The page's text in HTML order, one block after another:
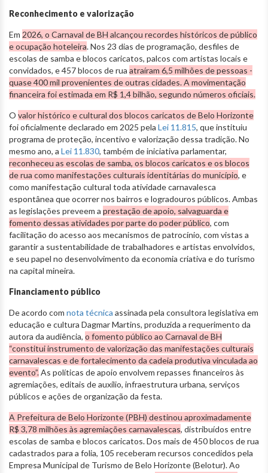
Reconhecimento e valorização
Em 2026, o Carnaval de BH alcançou recordes históricos de público
e ocupação hoteleira. Nos 23 dias de programação, desfiles de
escolas de samba e blocos caricatos, palcos com artistas locais e
convidados, e 457 blocos de rua atraíram 6,5 milhões de pessoas -
quase 400 mil provenientes de outras cidades. A movimentação
financeira foi estimada em R$ 1,4 bilhão, segundo números oficiais.
O valor histórico e cultural dos blocos caricatos de Belo Horizonte
foi oficialmente declarado em 2025 pela Lei 11.815, que instituiu
programa de proteção, incentivo e valorização dessa tradição. No
mesmo ano, a Lei 11.830, também de iniciativa parlamentar,
reconheceu as escolas de samba, os blocos caricatos e os blocos
de rua como manifestações culturais identitárias do município, e
como manifestação cultural toda atividade carnavalesca
espontânea que ocorrer nos bairros e logradouros públicos. Ambas
as legislações preveem a prestação de apoio, salvaguarda e
fomento dessas atividades por parte do poder público, com
facilitação do acesso aos mecanismos de patrocínio, com vistas a
garantir a sustentabilidade de trabalhadores e artistas envolvidos,
e seu papel no desenvolvimento da economia criativa e do turismo
na capital mineira.
Financiamento público
De acordo com nota técnica assinada pela consultora legislativa em
educação e cultura Dagmar Martins, produzida a requerimento da
autora da audiência, o fomento público ao Carnaval de BH
“constitui instrumento de valorização das manifestações culturais
carnavalescas e de fortalecimento da cadeia produtiva vinculada ao
evento”.As políticas de apoio envolvem repasses financeiros às
agremiações, editais de auxílio, infraestrutura urbana, serviços
públicos e ações de organização da festa.
A Prefeitura de Belo Horizonte (PBH) destinou aproximadamente
R$ 3,78 milhões às agremiações carnavalescas, distribuídos entre
escolas de samba e blocos caricatos. Dos mais de 450 blocos de rua
cadastrados para a folia, 105 receberam recursos concedidos pela
Empresa Municipal de Turismo de Belo Horizonte (Belotur). Ao